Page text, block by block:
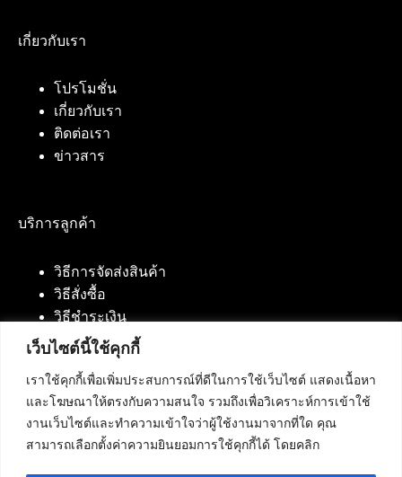
เว็บไซต์นี้ใช้คุกกี้
เราใช้คุกกี้เพื่อเพิ่มประสบการณ์ที่ดีในการใช้เว็บไซต์ แสดงเนื้อหา
และโฆษณาให้ตรงกับความสนใจ รวมถึงเพื่อวิเคราะห์การเข้าใช้
งานเว็บไซต์และทำความเข้าใจว่าผู้ใช้งานมาจากที่ใด คุณ
สามารถเลือกตั้งค่าความยินยอมการใช้คุกกี้ได้ โดยคลิก
เกี่ยวกับเรา
โปรโมชั่น
เกี่ยวกับเรา
ติดต่อเรา
ข่าวสาร
บริการลูกค้า
วิธีการจัดส่งสินค้า
วิธีสั่งซื้อ
วิธีชำระเงิน
ติดต่อเรา
บริษัท เน็ทฟิวชั่น คอมมิวนิเคชั่น จำกัด 420/94 ถนน
นัมเบอร์วัน-ราม 2 แขวงดอกไม้, เขตประเวศ